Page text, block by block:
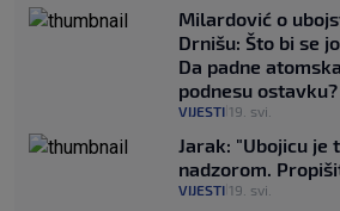
Milardović o
Drnišu: Što bi se
Da padne
podnesu ostavku?
VIJESTI 19. svi.
Jarak: "Ubojicu je
nadzorom.
VIJESTI 19. svi.